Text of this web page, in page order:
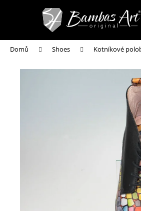
Domů Shoes Kotníkové
í
Zpět
do
obchodu
Zpět
do
obchodu